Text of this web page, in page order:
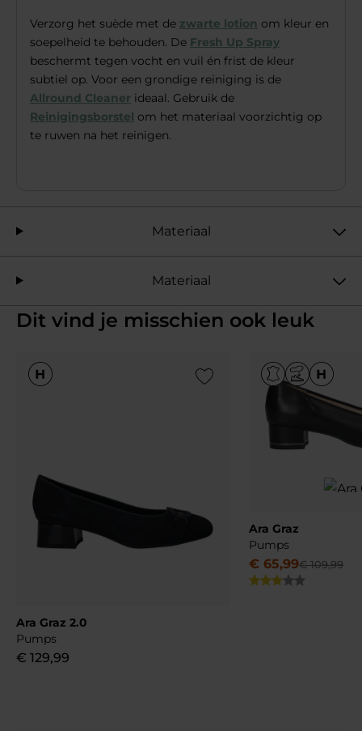
Verzorg het suède met de zwarte lotion om kleur en
soepelheid te behouden. De Fresh Up Spray
beschermt tegen vocht en vuil én frist de kleur
subtiel op. Voor een grondige reiniging is de
Allround Cleaner ideaal. Gebruik de
Reinigingsborstel om het materiaal voorzichtig op
te ruwen na het reinigen.
Materiaal
Materiaal
Dit vind je misschien ook leuk
Add to Wishlist
Ara Graz 2.0
Pumps
€ 129,99
Ara Graz
Pumps
€ 65,99€ 109,99